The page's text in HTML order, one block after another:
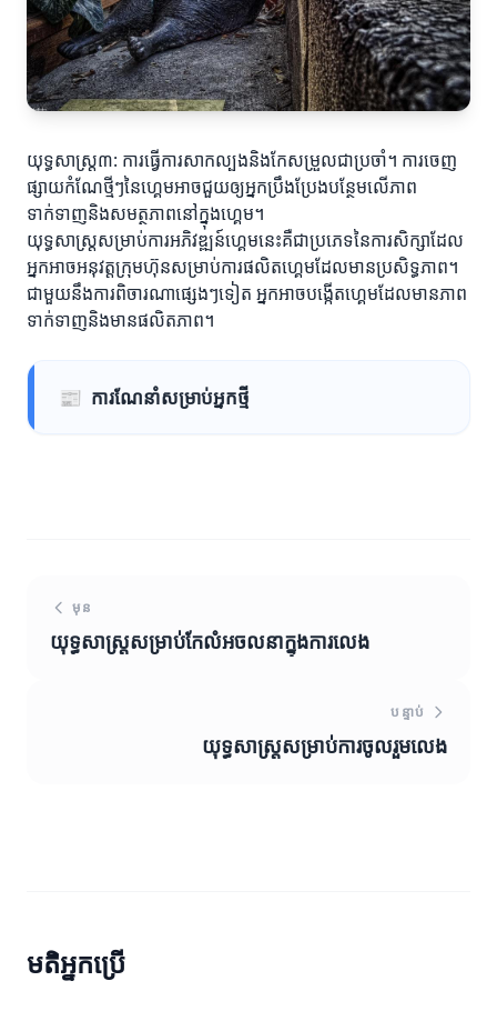
យុទ្ធសាស្ត្រ៣: ការធ្វើការសាកល្បងនិងកែសម្រួលជាប្រចាំ។ ការចេញ
ផ្សាយកំណែថ្មីៗនៃហ្គេមអាចជួយឲ្យអ្នកប្រឹងប្រែងបន្ថែមលើភាព
ទាក់ទាញនិងសមត្ថភាពនៅក្នុងហ្គេម។
យុទ្ធសាស្ត្រសម្រាប់ការអភិវឌ្ឍន៍ហ្គេមនេះគឺជាប្រភេទនៃការសិក្សាដែល
អ្នកអាចអនុវត្តក្រុមហ៊ុនសម្រាប់ការផលិតហ្គេមដែលមានប្រសិទ្ធភាព។
ជាមួយនឹងការពិចារណាផ្សេងៗទៀត អ្នកអាចបង្កើតហ្គេមដែលមានភាព
ទាក់ទាញនិងមានផលិតភាព។
📰 ការណែនាំសម្រាប់អ្នកថ្មី
មុន
យុទ្ធសាស្ត្រ​សម្រាប់កែលំអចលនាក្នុងការលេង
បន្ទាប់
យុទ្ធសាស្ត្រសម្រាប់ការចូលរួមលេង
មតិអ្នកប្រើ